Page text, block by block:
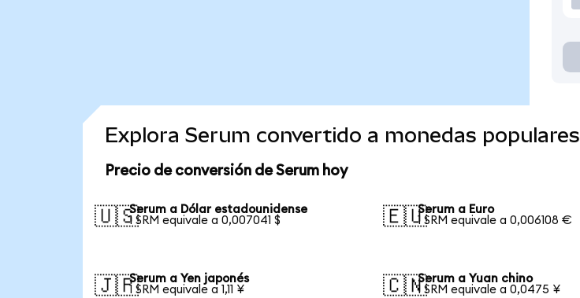
Explora Serum convertido a monedas populares
Precio de conversión de Serum hoy
🇺🇸Serum a Dólar estadounidense
1 SRM equivale a 0,007041 $
🇪🇺Serum a Euro
1 SRM equivale a 0,006108 €
🇯🇵Serum a Yen japonés
1 SRM equivale a 1,11 ¥
🇨🇳Serum a Yuan chino
1 SRM equivale a 0,0475 ¥